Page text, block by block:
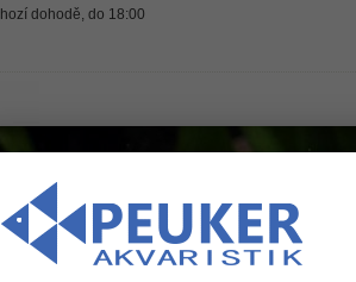
dohodě, do 18:00